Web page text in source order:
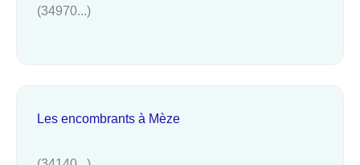
(34970...)
Les encombrants à Mèze